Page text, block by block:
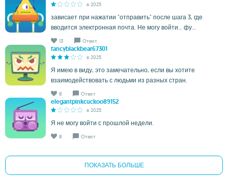
в 2025
зависает при нажатии "отправить" после шага 3, где
вводится электронная почта. Не могу войти... фу...
13 Ответ
fancyblackbear67301
в 2025
Я имею в виду, это замечательно, если вы хотите
взаимодействовать с людьми из разных стран.
8 Ответ
elegantpinkcuckoo89152
в 2025
Я не могу войти с прошлой недели.
8 Ответ
ПОКАЗАТЬ БОЛЬШЕ